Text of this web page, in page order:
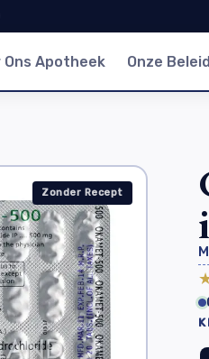
Ons Apotheek Onze
Zonder Recept